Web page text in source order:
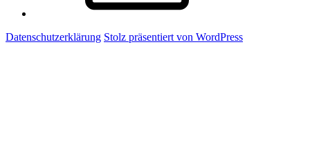
Datenschutzerklärung Stolz präsentiert von WordPress